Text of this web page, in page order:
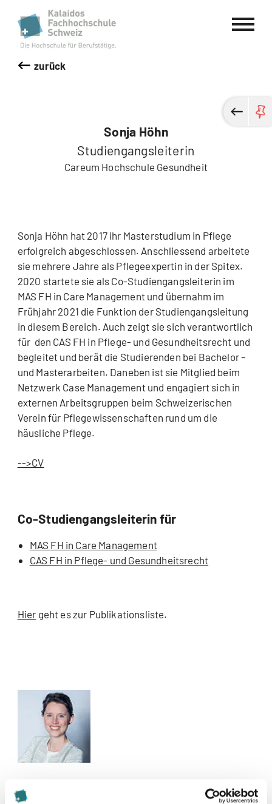
Kalaidos Fachhochschule Schweiz
zurück
Sonja Höhn
Studiengangsleiterin
Careum Hochschule Gesundheit
Sonja Höhn hat 2017 ihr Masterstudium in Pflege
erfolgreich abgeschlossen. Anschliessend arbeitete
sie mehrere Jahre als Pflegeexpertin in der Spitex.
2020 startete sie als Co-Studiengangsleiterin im
MAS FH in Care Management und übernahm im
Frühjahr 2021 die Funktion der Studiengangsleitung
in diesem Bereich. Auch zeigt sie sich verantwortlich
für den CAS FH in Pflege- und Gesundheitsrecht und
begleitet und berät die Studierenden bei Bachelor –
und Masterarbeiten. Daneben ist sie Mitglied beim
Netzwerk Case Management und engagiert sich in
externen Arbeitsgruppen beim Schweizerischen
Verein für Pflegewissenschaften rund um die
häusliche Pflege.
-->CV
Co-Studiengangsleiterin für
MAS FH in Care Management
CAS FH in Pflege- und Gesundheitsrecht
Hier geht es zur Publikationsliste.